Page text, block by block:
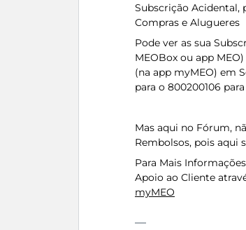
Subscrição Acidental,
Compras e Alugueres
Pode ver as sua
MEOBox ou app
(na app myMEO) em
para o 800200106
Mas aqui no Fórum,
Rembolsos, pois aqui
Para Mais
Apoio ao Cliente
myMEO